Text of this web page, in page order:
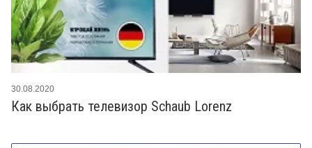
Как выбрать телевизор Schaub Lorenz
30.08.2020